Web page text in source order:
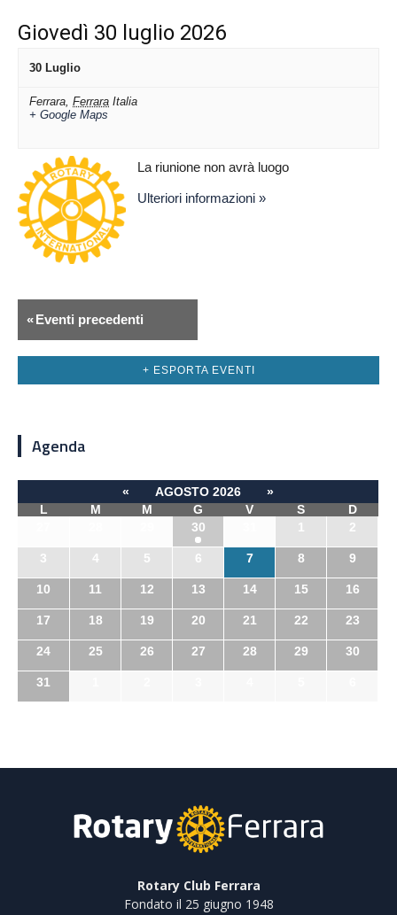
Giovedì 30 luglio 2026
30 Luglio
Ferrara Ferrara Italia
+ Google Maps
La riunione non avrà luogo
Ulteriori informazioni »
«Eventi precedenti
+ ESPORTA EVENTI
Agenda
« AGOSTO 2026
»
L
M M G V S
D
30 1 2
3 4 5 6 7 8 9
10 11 12 13 14 15 16
17 18 19 20 21 22 23
24 25 26 27 28 29 30
31
Rotary Club Ferrara
Fondato il 25 giugno 1948